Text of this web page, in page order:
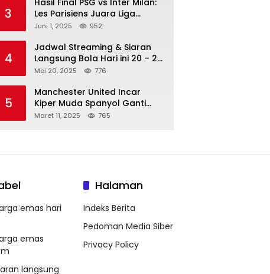
3
Les Parisiens Juara Liga
Champions 2025 usai Bantai il
Juni 1, 2025 952
4
Jadwal Streaming & Siaran
Langsung Bola Hari ini 20 – 21
Mei 2025: Manchester City vs
Mei 20, 2025 776
5
Manchester United Incar
Kiper Muda Spanyol Ganti
Andre Onana
Maret 11, 2025 765
emas hari
emas
langsung
Halaman
Indeks Berita
Pedoman Media Siber
Privacy Policy